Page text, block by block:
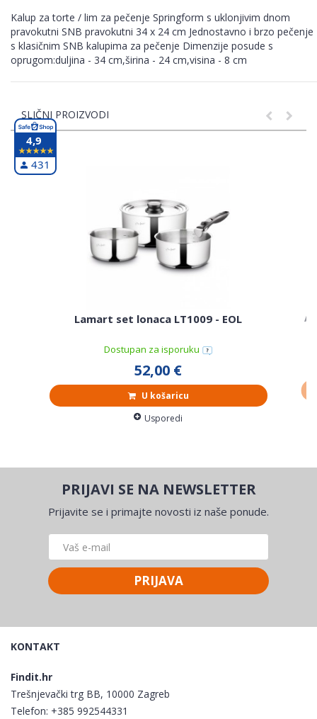
Kalup za torte / lim za pečenje Springform s uklonjivim dnom
pravokutni SNB pravokutni 34 x 24 cm Jednostavno i brzo pečenje
s klasičnim SNB kalupima za pečenje Dimenzije posude s
oprugom:duljina - 34 cm,širina - 24 cm,visina - 8 cm
SLIČNI PROIZVODI
Lamart set lonaca LT1009 - EOL
Dostupan za isporuku
52,00 €
U košaricu
Usporedi
PRIJAVI SE NA NEWSLETTER
Prijavite se i primajte novosti iz naše ponude.
PRIJAVA
KONTAKT
Findit.hr
Trešnjevački trg BB, 10000 Zagreb
Telefon: +385 992544331
4,9
431